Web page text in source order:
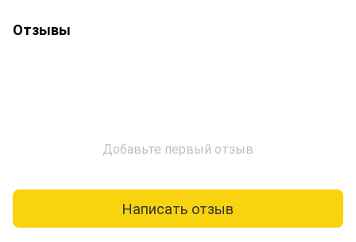
Отзывы
Добавьте первый отзыв
Написать отзыв